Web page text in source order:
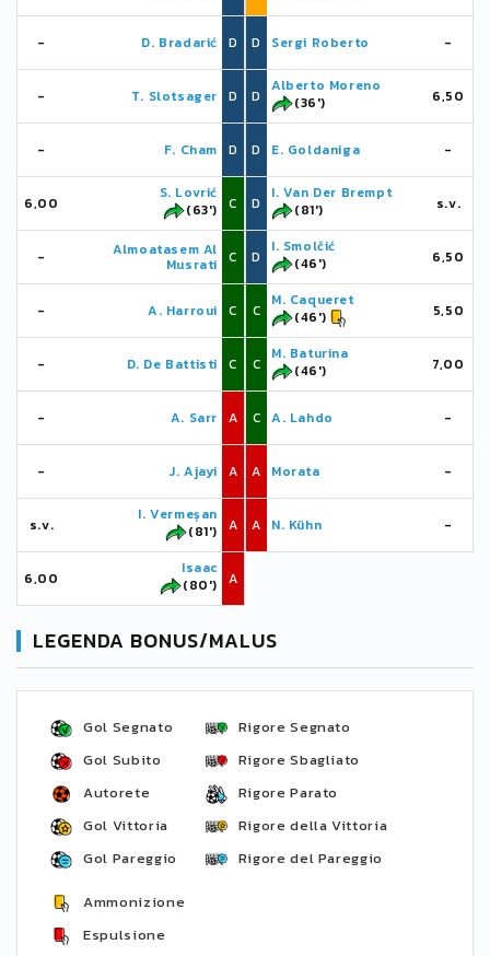
- D. Bradarić D
- T. Slotsager D
- F. Cham D
6,00
S. Lovrić
(63')
C
- Almoatasem Al
Musrati C
- A. Harroui C
- D. De Battisti C
- A. Sarr A
- J. Ajayi A
s.v.
I. Vermeșan
(81')
A
6,00
Isaac
(80')
A
D Sergi Roberto -
D
Alberto Moreno
(36')
6,50
D E. Goldaniga -
D
I. Van Der Brempt
(81')
s.v.
D
I. Smolčić
(46')
6,50
C
M. Caqueret
(46')
5,50
C
M. Baturina
(46')
7,00
C A. Lahdo -
A Morata -
A N. Kühn -
LEGENDA BONUS/MALUS
Gol Segnato
Gol Subito
Autorete
Gol Vittoria
Gol Pareggio
Rigore Segnato
Rigore Sbagliato
Rigore Parato
Rigore della Vittoria
Rigore del Pareggio
Ammonizione
Espulsione